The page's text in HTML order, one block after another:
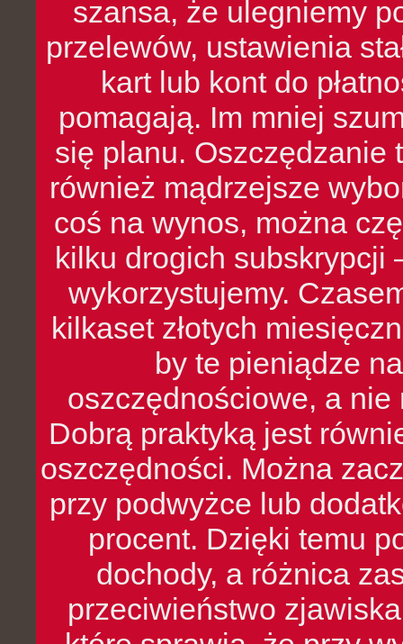
szansa, że ulegniemy
przelewów, ustawienia
kart lub kont do
pomagają. Im mniej
się planu. Oszczędzanie
również mądrzejsze
coś na wynos, można
kilku drogich subskrypcji
wykorzystujemy.
kilkaset złotych
by te pieniądze
oszczędnościowe, a nie
Dobrą praktyką jest
oszczędności. Można
przy podwyżce lub
procent. Dzięki temu
dochody, a różnica
przeciwieństwo